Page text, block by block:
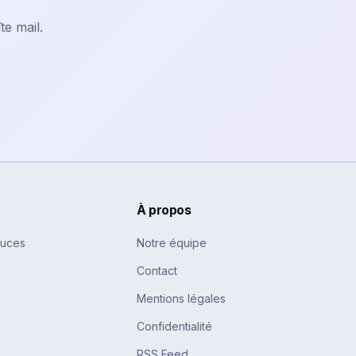
mail.
À propos
Notre équipe
Contact
Mentions légales
Confidentialité